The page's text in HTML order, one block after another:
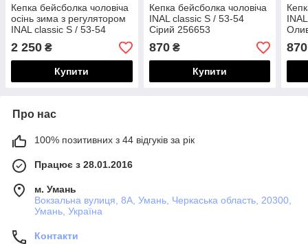
Кепка бейсболка чоловіча
осінь зима з регулятором
INAL сlassic S / 53-54
Сірий/ Чорний 256553
2 250 ₴
Купити
Кепка бейсболка чоловіча
INAL сlassic S / 53-54
Сірий 256653
870₴
Купити
870
Про нас
100% позитивних з 44 відгуків за рік
Працює з 28.01.2016
м. Умань
Вокзальна вулиця, 8А, Умань, Черкаська область, 20300,
Умань, Україна
Контакти